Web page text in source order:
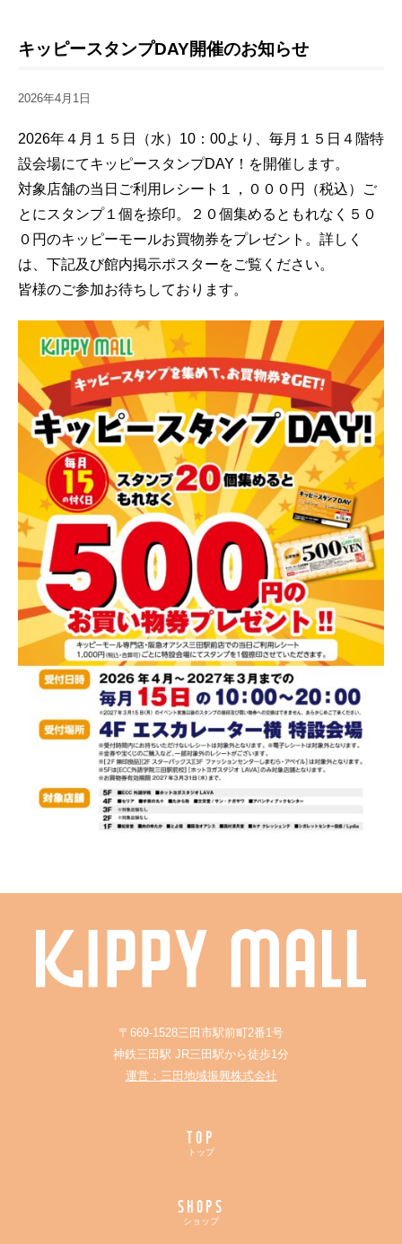
キッピースタンプDAY開催のお知らせ
2026年4月1日
2026年４月１５日（水）10：00より、毎月１５日４階特
設会場にてキッピースタンプDAY！を開催します。
対象店舗の当日ご利用レシート１，０００円（税込）ご
とにスタンプ１個を捺印。２０個集めるともれなく５０
０円のキッピーモールお買物券をプレゼント。詳しく
は、下記及び館内掲示ポスターをご覧ください。
皆様のご参加お待ちしております。
〒669-1528三田市駅前町2番1号
神鉄三田駅 JR三田駅から徒歩1分
運営：三田地域振興株式会社
TOP
トップ
SHOPS
ショップ